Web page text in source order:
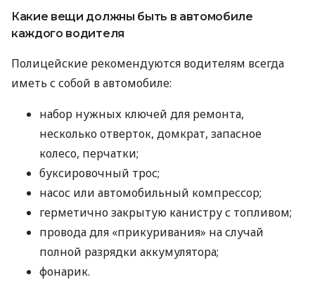
Какие вещи должны быть в автомобиле
каждого водителя
Полицейские рекомендуются водителям всегда
иметь с собой в автомобиле:
набор нужных ключей для ремонта,
несколько отверток, домкрат, запасное
колесо, перчатки;
буксировочный трос;
насос или автомобильный компрессор;
герметично закрытую канистру с топливом;
провода для «прикуривания» на случай
полной разрядки аккумулятора;
фонарик.